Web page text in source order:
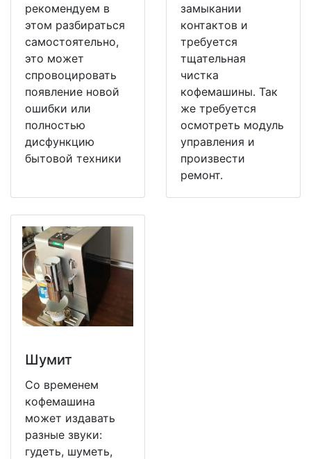
рекомендуем в
этом разбираться
самостоятельно,
это может
спровоцировать
появление новой
ошибки или
полностью
дисфункцию
бытовой техники
замыкании
контактов и
требуется
тщательная
чистка
кофемашины. Так
же требуется
осмотреть модуль
управления и
произвести
ремонт.
Шумит
Со временем
кофемашина
может издавать
разные звуки:
гудеть, шуметь,